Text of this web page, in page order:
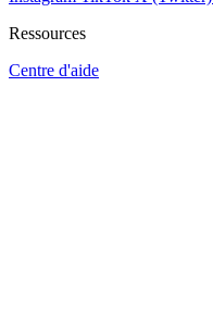
Ressources
Centre d'aide